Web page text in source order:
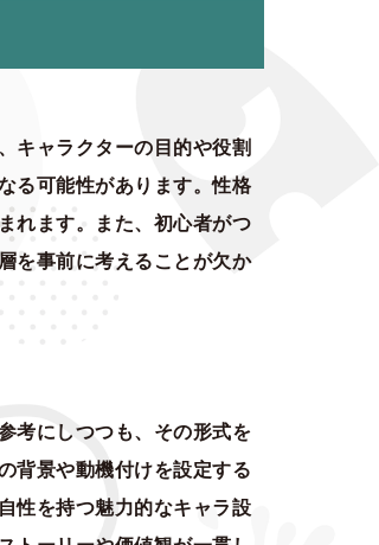
キャラクターの目的や役割
る可能性があります。性格
れます。また、初心者がつ
を事前に考えることが欠か
考にしつつも、その形式を
背景や動機付けを設定する
性を持つ魅力的なキャラ設